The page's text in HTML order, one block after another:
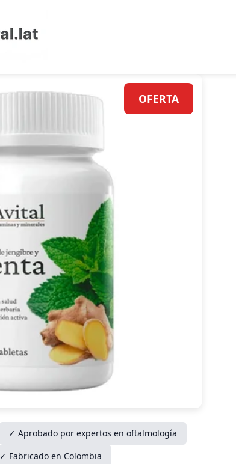
OFERTA
✓ Aprobado por expertos en oftalmología
✓ Fabricado en Colombia